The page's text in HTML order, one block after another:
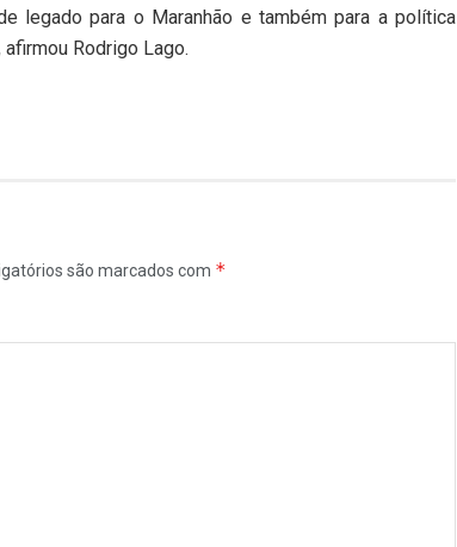
legado para o Maranhão e também para a política
Rodrigo Lago.
são marcados com *